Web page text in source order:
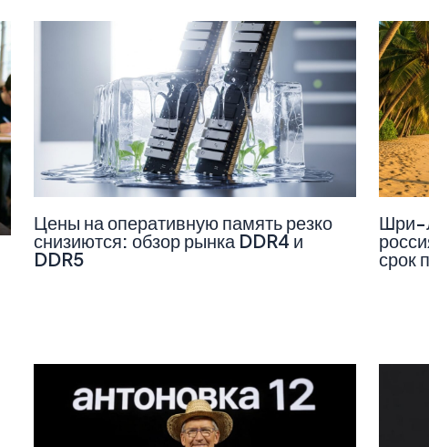
Цены на оперативную память резко
снизиются: обзор рынка DDR4 и
DDR5
Шри-
срок